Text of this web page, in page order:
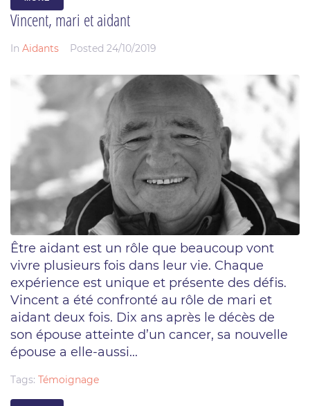
Vincent, mari et aidant
In Aidants Posted 24/10/2019
Être aidant est un rôle que beaucoup vont
vivre plusieurs fois dans leur vie. Chaque
expérience est unique et présente des défis.
Vincent a été confronté au rôle de mari et
aidant deux fois. Dix ans après le décès de
son épouse atteinte d’un cancer, sa nouvelle
épouse a elle-aussi...
Tags: Témoignage